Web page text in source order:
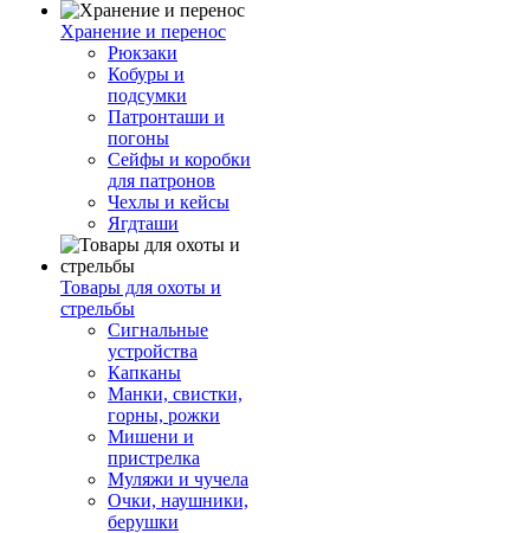
Хранение и перенос
Рюкзаки
Кобуры и
подсумки
Патронташи и
погоны
Сейфы и коробки
для патронов
Чехлы и кейсы
Ягдташи
Товары для охоты и
стрельбы
Сигнальные
устройства
Капканы
Манки, свистки,
горны, рожки
Мишени и
пристрелка
Муляжи и чучела
Очки, наушники,
берушки